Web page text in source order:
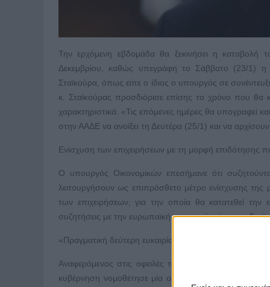
Την ερχόμενη εβδομάδα θα ξεκινήσει η καταβολή
Δεκεμβρίου, καθώς υπεγράφη το Σάββατο (23/1)
Σταϊκούρα, όπως είπε ο ίδιος ο υπουργός σε
κ. Σταϊκούρας προσδιόρισε επίσης το χρόνο που θα
χαρακτηριστικά: «Τις επόμενες ημέρες θα
στην ΑΑΔΕ να ανοίξει τη Δευτέρα (25/1) και να
Ενίσχυση των επιχειρήσεων με τη μορφή επιδότησης
Ο υπουργός Οικονομικών επεσήμανε ότι
λειτουργήσουν ως επιπρόσθετο μέτρο ενίσχυσης της
των επιχειρήσεων, για την οποία θα κατατεθεί
συζητήσεις με την ευρωπαϊκή επιτροπή» είπε ο κ.
«Πραγματική δεύτερη ευκαιρία σε νοικοκυριά και
Αναφερόμενος στις οφειλές των πολιτών σε εφορία,
κυβέρνηση νομοθέτησε μία ολιστική προσέγγιση